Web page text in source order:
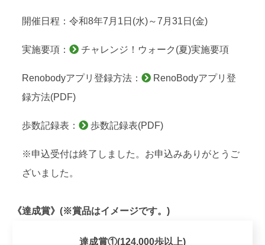
開催日程：令和8年7月1日(水)～7月31日(金)
実施要項： チャレンジ！ウォーク(夏)実施要項
Renobodyアプリ登録方法：
RenoBodyアプリ登
録方法(PDF)
歩数記録表： 歩数記録表(PDF)
※申込受付は終了しました。お申込みありがとうご
ざいました。
《達成賞》(※賞品はイメージです。)
達成賞①(124,000歩以上)